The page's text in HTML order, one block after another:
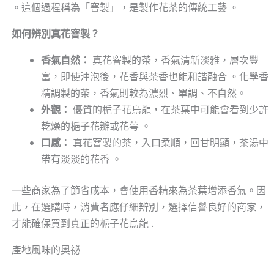
。這個過程稱為「窨製」，是製作花茶的傳統工藝 。
如何辨別真花窨製？
香氣自然： 真花窨製的茶，香氣清新淡雅，層次豐
富，即使沖泡後，花香與茶香也能和諧融合 。化學香
精調製的茶，香氣則較為濃烈、單調、不自然。
外觀： 優質的梔子花烏龍，在茶葉中可能會看到少許
乾燥的梔子花瓣或花萼 。
口感： 真花窨製的茶，入口柔順，回甘明顯，茶湯中
帶有淡淡的花香 。
一些商家為了節省成本，會使用香精來為茶葉增添香氣。因
此，在選購時，消費者應仔細辨別，選擇信譽良好的商家，
才能確保買到真正的梔子花烏龍 .
產地風味的奧祕